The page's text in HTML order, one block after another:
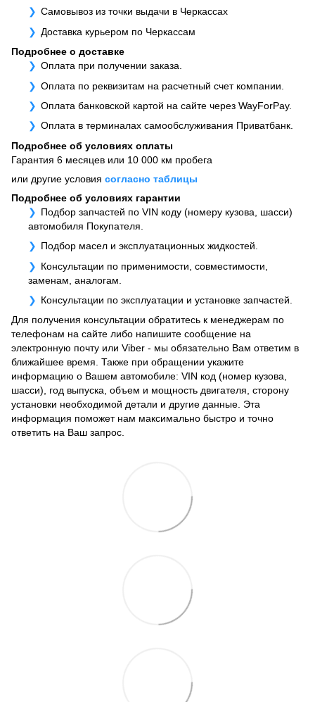
Самовывоз из точки выдачи в Черкассах
Доставка курьером по Черкассам
Подробнее о доставке
Оплата при получении заказа.
Оплата по реквизитам на расчетный счет компании.
Оплата банковской картой на сайте через WayForPay.
Оплата в терминалах самообслуживания Приватбанк.
Подробнее об условиях оплаты
Гарантия 6 месяцев или 10 000 км пробега
или другие условия согласно таблицы
Подробнее об условиях гарантии
Подбор запчастей по VIN коду (номеру кузова, шасси)
автомобиля Покупателя.
Подбор масел и эксплуатационных жидкостей.
Консультации по применимости, совместимости,
заменам, аналогам.
Консультации по эксплуатации и установке запчастей.
Для получения консультации обратитесь к менеджерам по
телефонам на сайте либо напишите сообщение на
электронную почту или Viber - мы обязательно Вам ответим в
ближайшее время. Также при обращении укажите
информацию о Вашем автомобиле: VIN код (номер кузова,
шасси), год выпуска, объем и мощность двигателя, сторону
установки необходимой детали и другие данные. Эта
информация поможет нам максимально быстро и точно
ответить на Ваш запрос.